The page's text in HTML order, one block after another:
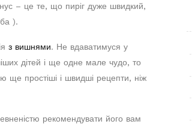
– це те, що пиріг дуже швидкий,
).
з вишнями. Не вдаватимуся у
дітей і ще одне мале чудо, то
ще простіші і швидші рецепти, ніж
рекомендувати його вам